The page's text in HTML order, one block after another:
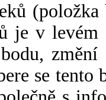
je v
se tento